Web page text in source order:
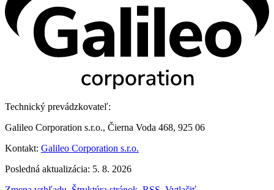
Technický prevádzkovateľ:
Galileo Corporation s.r.o., Čierna Voda 468, 925 06
Kontakt: Galileo Corporation s.r.o.
Posledná aktualizácia: 5. 8. 2026